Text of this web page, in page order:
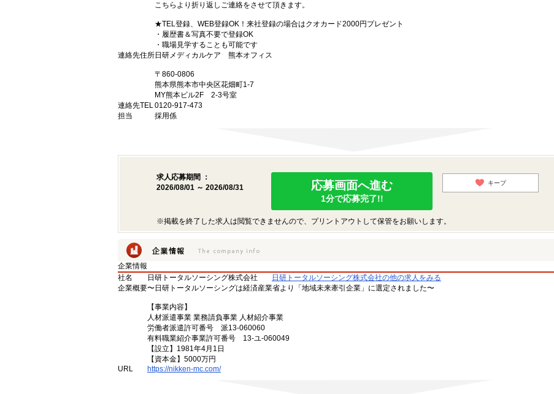
こちらより折り返しご連絡をさせて頂きます。
★TEL登録、WEB登録OK！来社登録の場合はクオカード2000円プレゼント
・履歴書＆写真不要で登録OK
・職場見学することも可能です
連絡先住所日研メディカルケア 熊本オフィス
〒860-0806
熊本県熊本市中央区花畑町1-7
MY熊本ビル2F 2-3号室
連絡先TEL0120-917-473
担当
採用係
求人応募期間 ：
2026/08/01 ～ 2026/08/31
応募画面へ進む
1分で応募完了!!
キープ
※掲載を終了した求人は閲覧できませんので、プリントアウトして保管をお願いします。
企業情報
社名
日研トータルソーシング株式会社
日研トータルソーシング株式会社の他の求人をみる
企業概要〜日研トータルソーシングは経済産業省より「地域未来牽引企業」に選定されました〜
【事業内容】
人材派遣事業 業務請負事業 人材紹介事業
労働者派遣許可番号 派13-060060
有料職業紹介事業許可番号 13-ユ-060049
【設立】1981年4月1日
【資本金】5000万円
URL
https://nikken-mc.com/